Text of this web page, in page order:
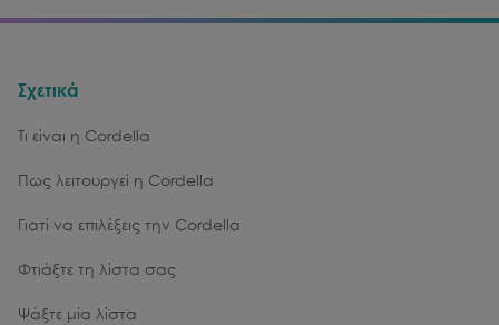
Σχετικά
Τι είναι η Cordella
Πως λειτουργεί η Cordella
Γιατί να επιλέξεις την Cordella
Φτιάξτε τη λίστα σας
Ψάξτε μία λίστα